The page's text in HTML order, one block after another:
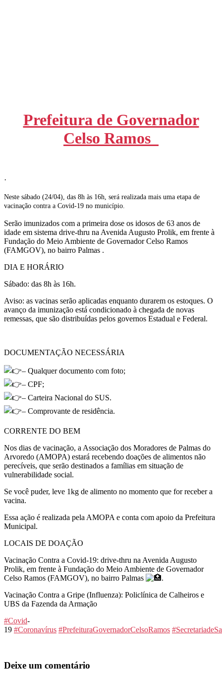
Prefeitura de Governador
Celso Ramos
·
Neste sábado (24/04), das 8h às 16h, será realizada mais uma etapa de
vacinação contra a Covid-19 no município.
Serão imunizados com a primeira dose os idosos de 63 anos de
idade em sistema drive-thru na Avenida Augusto Prolik, em frente à
Fundação do Meio Ambiente de Governador Celso Ramos
(FAMGOV), no bairro Palmas .
DIA E HORÁRIO
Sábado: das 8h às 16h.
Aviso: as vacinas serão aplicadas enquanto durarem os estoques. O
avanço da imunização está condicionado à chegada de novas
remessas, que são distribuídas pelos governos Estadual e Federal.
DOCUMENTAÇÃO NECESSÁRIA
– Qualquer documento com foto;
– CPF;
– Carteira Nacional do SUS.
– Comprovante de residência.
CORRENTE DO BEM
Nos dias de vacinação, a Associação dos Moradores de Palmas do
Arvoredo (AMOPA) estará recebendo doações de alimentos não
perecíveis, que serão destinados a famílias em situação de
vulnerabilidade social.
Se você puder, leve 1kg de alimento no momento que for receber a
vacina.
Essa ação é realizada pela AMOPA e conta com apoio da Prefeitura
Municipal.
LOCAIS DE DOAÇÃO
Vacinação Contra a Covid-19: drive-thru na Avenida Augusto
Prolik, em frente à Fundação do Meio Ambiente de Governador
Celso Ramos (FAMGOV), no bairro Palmas
.
Vacinação Contra a Gripe (Influenza): Policlínica de Calheiros e
UBS da Fazenda da Armação
#Covid-
19 #Coronavírus #PrefeituraGovernadorCelsoRamos
Deixe um comentário